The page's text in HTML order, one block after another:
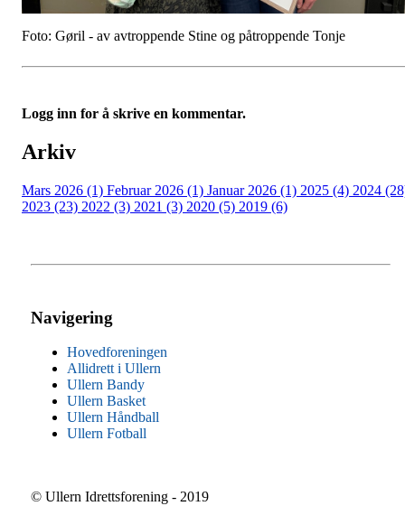
Foto: Gøril - av avtroppende Stine og påtroppende Tonje
Logg inn for å skrive en kommentar.
Arkiv
Mars 2026 (1) Februar 2026 (1) Januar 2026 (1) 2025 (4) 2024
2023 (23) 2022 (3) 2021 (3) 2020 (5) 2019 (6)
Navigering
Hovedforeningen
Allidrett i Ullern
Ullern Bandy
Ullern Basket
Ullern Håndball
Ullern Fotball
© Ullern Idrettsforening - 2019